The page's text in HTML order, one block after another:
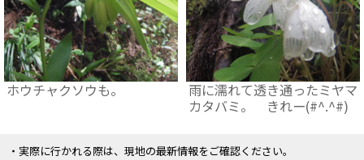
ホウチャクソウも。
雨に濡れて透き通ったミヤマ
カタバミ。 きれー(#^.^#)
・実際に行かれる際は、現地の最新情報をご確認ください。